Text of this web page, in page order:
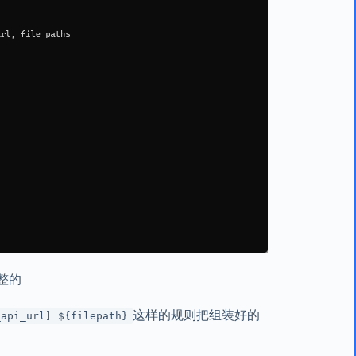
的
${filepath} 这样的规则把组装好的